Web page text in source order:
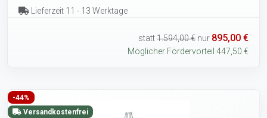
Lieferzeit 11 - 13 Werktage
statt1.594,00 € nur 895,00 €
Möglicher Fördervorteil 447,50 €
-44%
Versandkostenfrei